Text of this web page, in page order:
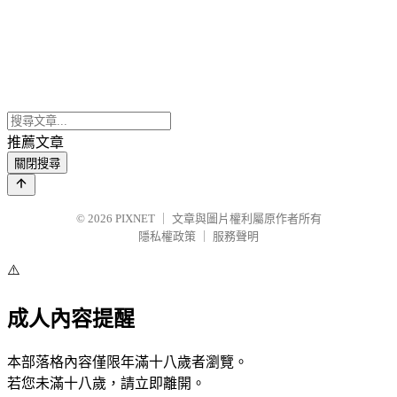
推薦文章
關閉搜尋
© 2026 PIXNET
文章與圖片權利屬原作者所有
隱私權政策
服務聲明
⚠️
成人內容提醒
本部落格內容僅限年滿十八歲者瀏覽。
若您未滿十八歲，請立即離開。